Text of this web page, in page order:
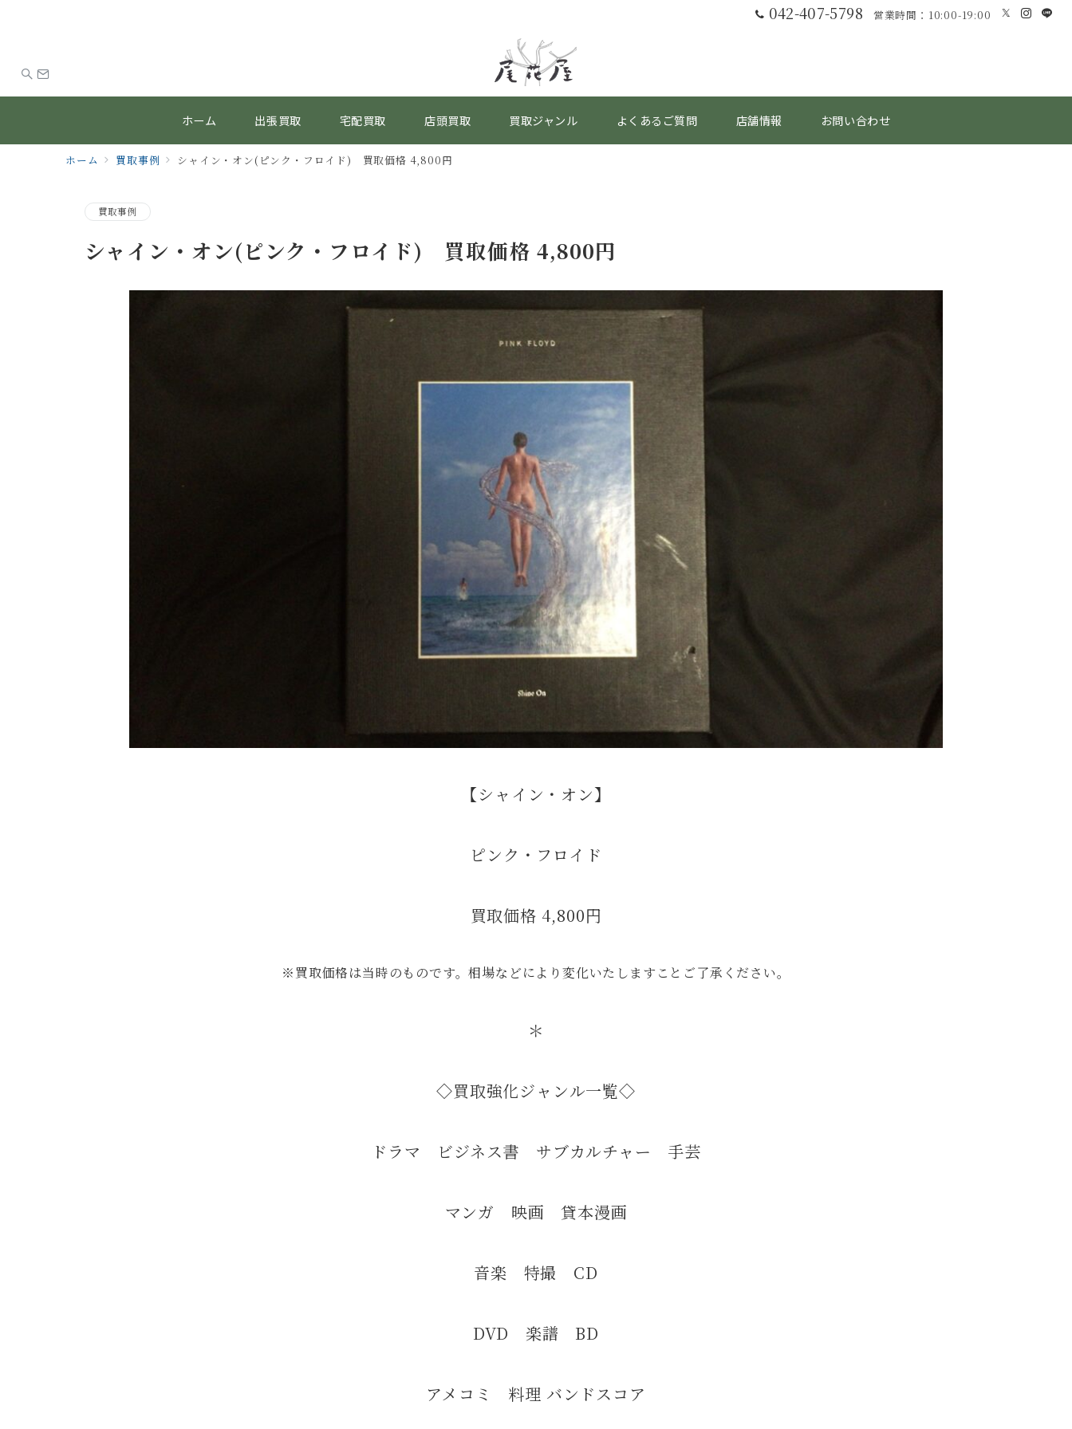
042-407-5798 営業時間：10:00-19:00
ホーム 出張買取 宅配買取 店頭買取 買取ジャンル よくあるご質問 店舗情報 お問い合わせ
ホーム 買取事例 シャイン・オン(ピンク・フロイド) 買取価格 4,800円
買取事例
シャイン・オン(ピンク・フロイド) 買取価格 4,800円
【シャイン・オン】
ピンク・フロイド
買取価格 4,800円
※買取価格は当時のものです。相場などにより変化いたしますことご了承ください。
＊
◇買取強化ジャンル一覧◇
ドラマ ビジネス書 サブカルチャー 手芸
マンガ 映画 貸本漫画
音楽 特撮 CD
DVD 楽譜 BD
アメコミ 料理 バンドスコア